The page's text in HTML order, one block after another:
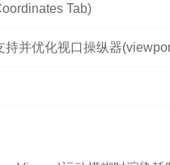
Tab)
并优化视口操纵器